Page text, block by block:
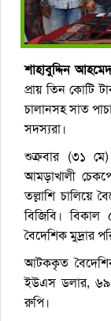
শাহাবুদ্দিন
প্রায় তিন কোটি
চালানসহ সাত
সদস্যরা।
শুক্রবার (৩১
আমড়াখালী
তল্লাশি চালিয়ে
বিজিবি।
বৈদেশিক মুদ্রার
আটককৃত
ইউএস ডলার, ৬৯
রুপি।